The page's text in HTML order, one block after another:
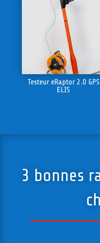
Testeur eRaptor 2.0 GPS
ELIS
3 bonnes